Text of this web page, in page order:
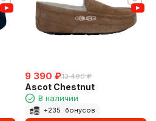
9 390 ₽13 490 ₽
Ascot Chestnut
В наличии
+235 бонусов